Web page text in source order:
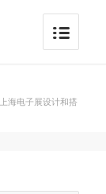
海电子展设计和搭